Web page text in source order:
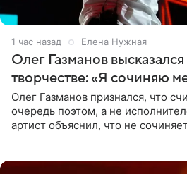
1 час назад Елена Нужная
Олег Газманов
творчестве: «Я сочиняю
Олег Газманов признался, что
очередь поэтом, а не
артист объяснил, что не